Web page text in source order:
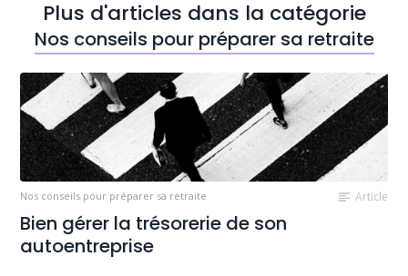
Plus d'articles dans la catégorie
Nos conseils pour préparer sa retraite
Nos conseils pour préparer sa retraite Article
Bien gérer la trésorerie de son
autoentreprise